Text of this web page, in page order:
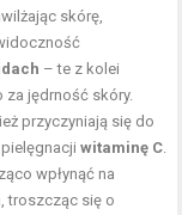
skórę,
– te z kolei
jędrność skóry.
przyczyniają się do
pielęgnacjiwitaminę C
wpłynąć na
troszcząc się o